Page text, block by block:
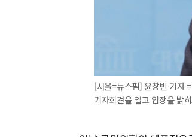
[서울=뉴스핌] 윤창빈 기자
기자회견을 열고 입장을